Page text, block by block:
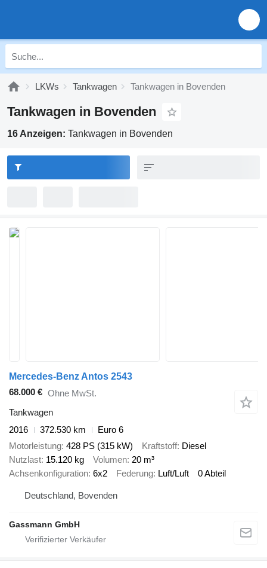
LKWs Tankwagen Tankwagen in Bovenden
Tankwagen in Bovenden
16 Anzeigen: Tankwagen in Bovenden
Mercedes-Benz Antos 2543
68.000 € Ohne MwSt.
Tankwagen
2016
372.530 km
Euro 6
Motorleistung 428 PS (315 kW) Kraftstoff Diesel
Nutzlast 15.120 kg Volumen 20 m³
Achsenkonfiguration 6x2 Federung Luft/Luft 0 Abteil
Deutschland, Bovenden
Gassmann GmbH